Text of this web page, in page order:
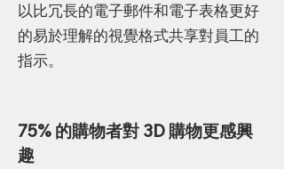
以比冗長的電子郵件和電子表格更好
的易於理解的視覺格式共享對員工的
指示。
75% 的購物者對 3D 購物更感興
趣